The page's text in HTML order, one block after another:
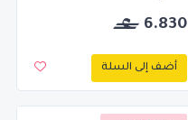
6.830
أضف إلى السلة